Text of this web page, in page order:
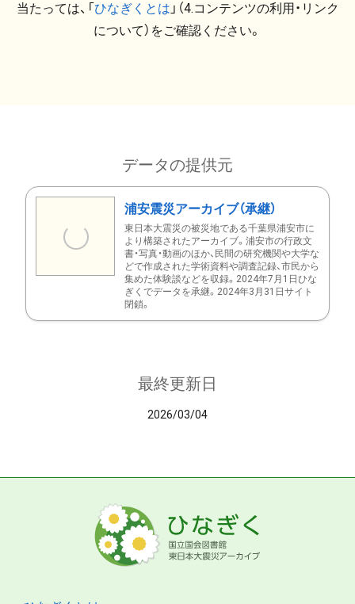
当たっては、「ひなぎくとは 」（4.コンテンツの利用・リンク
について）をご確認ください。
データの提供元
浦安震災アーカイブ（承継）
東日本大震災の被災地である千葉県浦安市に
より構築されたアーカイブ。浦安市の行政文
書・写真・動画のほか、民間の研究機関や大学な
どで作成された学術資料や調査記録、市民から
集めた体験談などを収録。2024年7月1日ひな
ぎくでデータを承継。2024年3月31日サイト
閉鎖。
最終更新日
2026/03/04